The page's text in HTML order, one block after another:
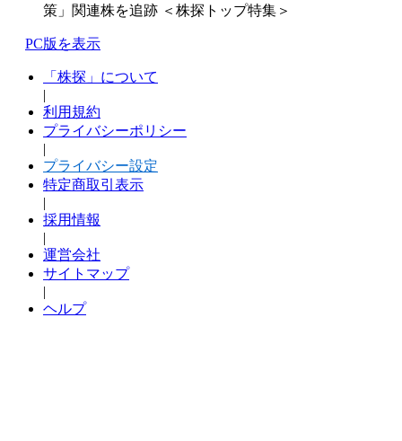
策」関連株を追跡 ＜株探トップ特集＞
PC版を表示
「株探」について
|
利用規約
プライバシーポリシー
|
プライバシー設定
特定商取引表示
|
採用情報
|
運営会社
サイトマップ
|
ヘルプ